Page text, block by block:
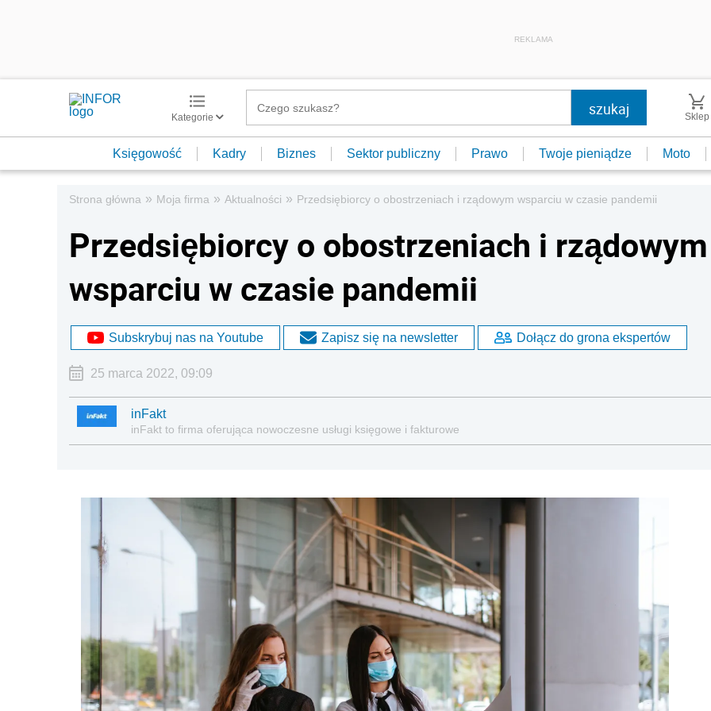
REKLAMA
Kategorie Sklep
Księgowość Kadry Biznes Sektor publiczny Prawo Twoje pieniądze Moto
Strona główna » Moja firma » Aktualności » Przedsiębiorcy o obostrzeniach i rządowym wsparciu w czasie pandemii
Przedsiębiorcy o obostrzeniach i rządowym
wsparciu w czasie pandemii
Subskrybuj nas na Youtube Zapisz się na newsletter Dołącz do grona ekspertów
25 marca 2022, 09:09
inFakt
inFakt to firma oferująca nowoczesne usługi księgowe i fakturowe